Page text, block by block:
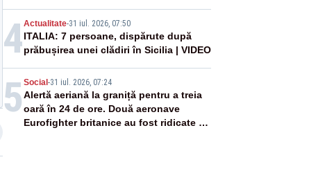
rachetă rusească
4Actualitate-31 iul. 2026, 07:50
ITALIA: 7 persoane, dispărute după
prăbușirea unei clădiri în Sicilia | VIDEO
5 Social -31 iul. 2026, 07:24
Alertă aeriană la graniță pentru a treia
oară în 24 de ore. Două aeronave
Eurofighter britanice au fost ridicate de